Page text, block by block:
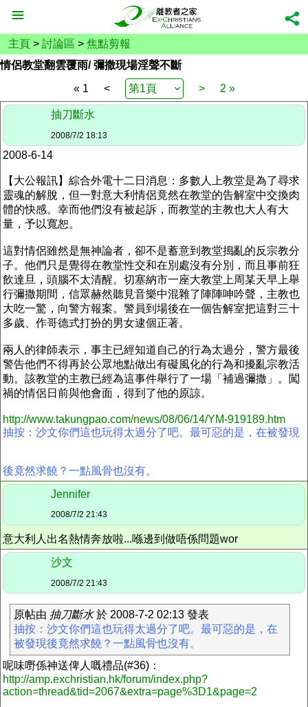
主頁 > 討論區 > 焦點剪報
情侶教堂翻雲覆雨/ 彌撒現場淫聲不斷
« 1
< > 2 »
抽刀斷水
2008/7/2 18:13
2008-6-14
【大公報訊】綜合外電十二日消息：多數人上教堂是為了尋求
靈魂的解脫，但一對意大利情侶竟然在教堂的告解室中交換肉
體的快感。幸而他們沒有被起訴，而教堂的主教也大人有大
量，予以寬恕。
這對情侶雖然是無神論者，卻不是蓄意到教堂搗亂的反宗教分
子。他們只是覺得在教堂性交和在別處沒有分別，而且事前狂
飲達旦，頭腦不太清醒。切塞納市一座大教堂上周某天早上舉
行彌撒期間，信眾赫然聽見音樂中混雜了陣陣呻吟聲，主教也
大吃一驚，向警方報案。警員到場後在一個告解室把這對三十
多歲、作哥德式打扮的男女逮個正著。
兩人的律師表示，事主已經知道自己的行為太過分，警方最後
警告他們不得再於公眾地點做出有礙風化的行為和擾亂宗教活
動。該教堂的主教已經為這事件舉行了一場「補過彌撒」。闖
禍的情侶日前與他會面，得到了他的原諒。
http://www.takungpao.com/news/08/06/14/YM-919189.htm
抽按：沙文你們這也玩得太過分了吧。最可惡的是，在被發現
後竟然求饒？一點風骨也沒有。
Jennifer
2008/7/2 21:43
意大利人出名熱情奔放啦...喺邊到做唔係問題wor
沙文
2008/7/2 21:43
原帖由 抽刀斷水於 2008-7-2 02:13 發表
抽按：沙文你們這也玩得太過分了吧。最可惡的是，在
被發現後竟然求饒？一點風骨也沒有。
呢味嘢係神送俾人嘅禮品(#36)：
http://amp.exchristian.hk/forum/index.php?
action=thread&tid=2067&extra=page%3D1&page=2